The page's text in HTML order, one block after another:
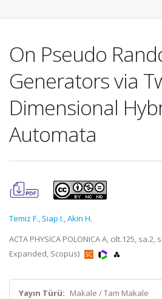
On Pseudo
Generators via
Dimensional
Automata
Temiz F., Siap I.,Akin H.
ACTA PHYSICA POLONICA A, cilt.125, sa.2,
Expanded, Scopus)
Yayın Türü: Makale / Tam Makale